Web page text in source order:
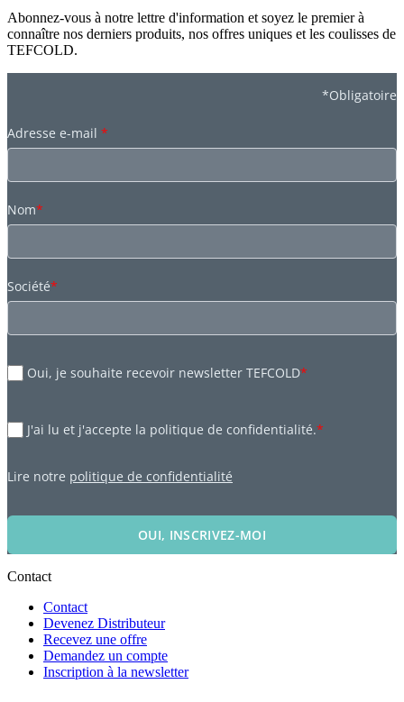
Abonnez-vous à notre lettre d'information et soyez le premier à
connaître nos derniers produits, nos offres uniques et les coulisses de
TEFCOLD.
*Obligatoire
Adresse e-mail *
Nom*
Société*
Oui, je souhaite recevoir newsletter TEFCOLD*
J'ai lu et j'accepte la politique de confidentialité.*
Lire notre politique de confidentialité
OUI, INSCRIVEZ-MOI
Contact
Contact
Devenez Distributeur
Recevez une offre
Demandez un compte
Inscription à la newsletter